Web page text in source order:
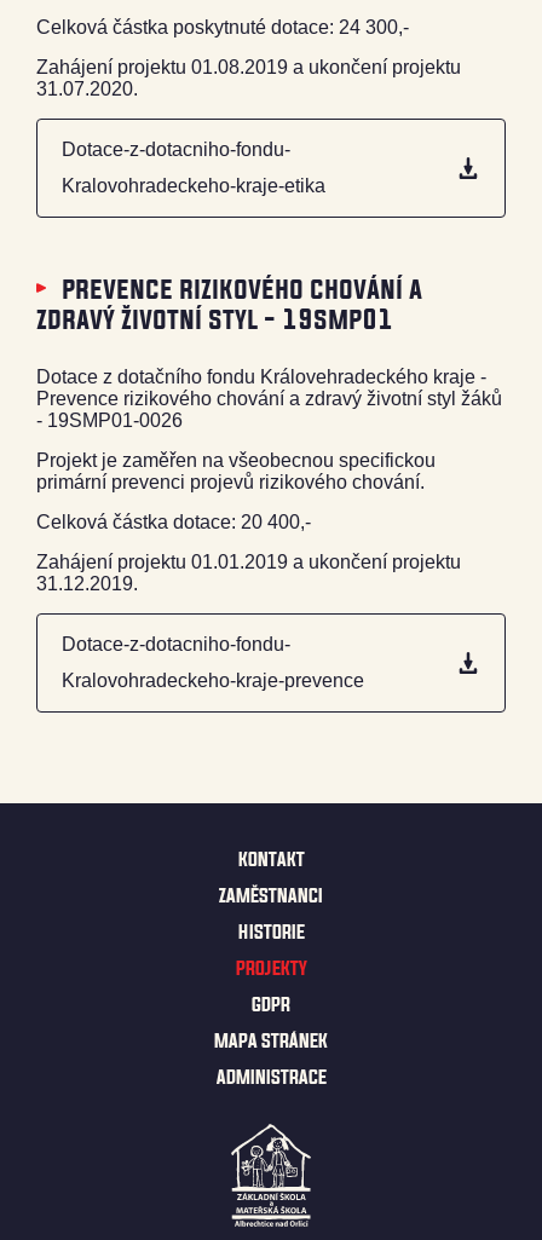
Celková částka poskytnuté dotace: 24 300,-
Zahájení projektu 01.08.2019 a ukončení projektu
31.07.2020.
Dotace-z-dotacniho-fondu-
Kralovohradeckeho-kraje-etika
prevence rizikového chování a
zdravý životní styl - 19smp01
Dotace z dotačního fondu Královehradeckého kraje -
Prevence rizikového chování a zdravý životní styl žáků
- 19SMP01-0026
Projekt je zaměřen na všeobecnou specifickou
primární prevenci projevů rizikového chování.
Celková částka dotace: 20 400,-
Zahájení projektu 01.01.2019 a ukončení projektu
31.12.2019.
Dotace-z-dotacniho-fondu-
Kralovohradeckeho-kraje-prevence
KONTAKT
ZAMĚSTNANCI
HISTORIE
PROJEKTY
GDPR
MAPA STRÁNEK
ADMINISTRACE